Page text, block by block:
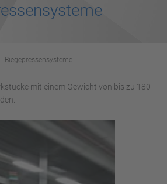
Biegepressensysteme
mit einem Gewicht von bis zu 180